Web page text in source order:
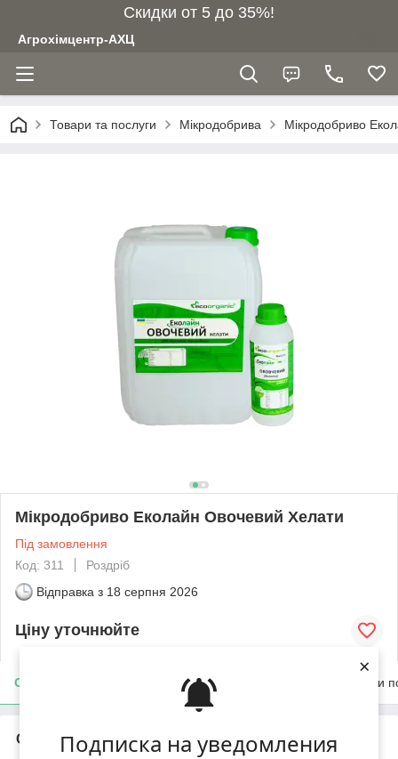
Подписка на уведомления
×
Скидки от 5 до 35%!
Агрохімцентр-АХЦ
Товари та послуги Мікродобрива Мікродобриво
Мікродобриво Еколайн Овочевий Хелати
Під замовлення
Код: 311
Роздріб
Відправка з 18 серпня 2026
Ціну уточнюйте
Опис Доставка Умови
Опис